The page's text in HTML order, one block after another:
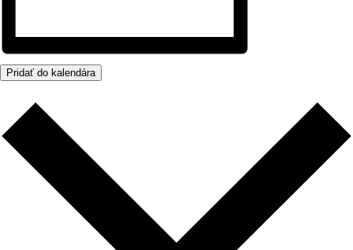
Pridať do kalendára